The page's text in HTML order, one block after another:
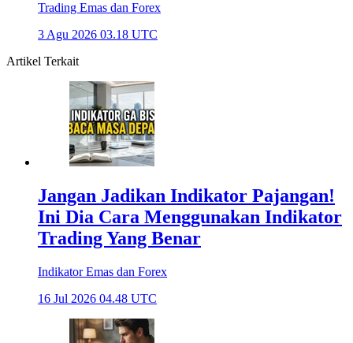
Trading Emas dan Forex
3 Agu 2026 03.18 UTC
Artikel Terkait
Jangan Jadikan Indikator Pajangan!
Ini Dia Cara Menggunakan Indikator
Trading Yang Benar
Indikator Emas dan Forex
16 Jul 2026 04.48 UTC